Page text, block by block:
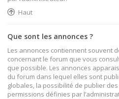
Haut
Que sont les annonces ?
Les annonces contiennent souvent
concernant le forum que vous
que possible. Les annonces
du forum dans lequel elles sont
globales, la possibilité de publier
permissions définies par